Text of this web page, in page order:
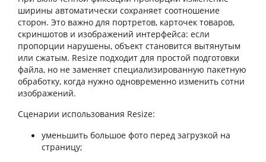
ширины автоматически сохраняет соотношение
сторон. Это важно для портретов, карточек товаров,
скриншотов и изображений интерфейса: если
пропорции нарушены, объект становится вытянутым
или сжатым. Resize подходит для простой подготовки
файла, но не заменяет специализированную пакетную
обработку, когда нужно одновременно изменить сотни
изображений.
Сценарии использования Resize:
уменьшить большое фото перед загрузкой на
страницу;